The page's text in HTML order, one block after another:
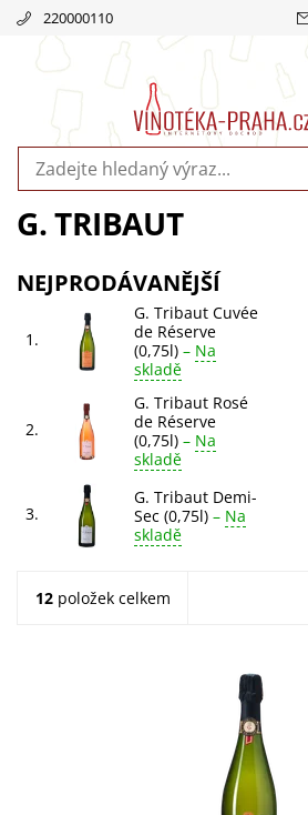
220000110
G. TRIBAUT
NEJPRODÁVANĚJŠÍ
1.
G. Tribaut Cuvée
de Réserve
(0,75l) – Na
skladě
2.
G. Tribaut Rosé
de Réserve
(0,75l) – Na
skladě
3.
G. Tribaut Demi-
Sec (0,75l) – Na
skladě
12 položek celkem
G. Tribaut Cuvée de Réserve
Pinot Noir a Meunier. Vůně briošky,
broskví. Elegantní, měkká a vyvážená...